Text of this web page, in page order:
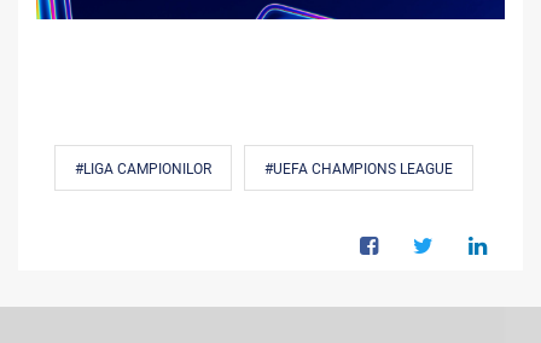
#LIGA CAMPIONILOR #UEFA CHAMPIONS LEAGUE